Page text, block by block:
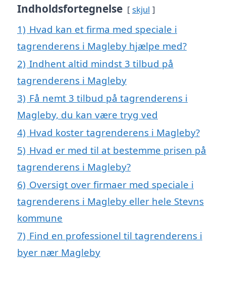
Indholdsfortegnelse skjul
1) Hvad kan et firma med speciale i
tagrenderens i Magleby hjælpe med?
2) Indhent altid mindst 3 tilbud på
tagrenderens i Magleby
3) Få nemt 3 tilbud på tagrenderens i
Magleby, du kan være tryg ved
4) Hvad koster tagrenderens i Magleby?
5) Hvad er med til at bestemme prisen på
tagrenderens i Magleby?
6) Oversigt over firmaer med speciale i
tagrenderens i Magleby eller hele Stevns
kommune
7) Find en professionel til tagrenderens i
byer nær Magleby